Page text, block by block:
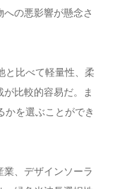
の悪影響が懸念さ
と比べて軽量性、柔
比較的容易だ。ま
かを選ぶことができ
、デザインソーラ